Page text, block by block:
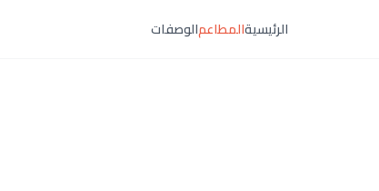
الرئيسيةالمطاعمالوصفات